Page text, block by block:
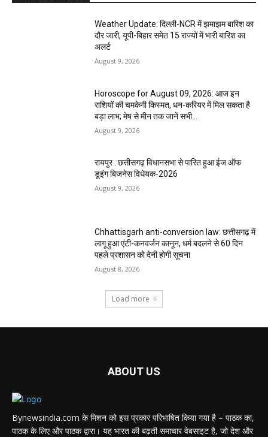
Weather Update: दिल्ली-NCR में झमाझम बारिश का
दौर जारी, यूपी-बिहार समेत 15 राज्यों में भारी बारिश का
अलर्ट
August 9, 2026
Horoscope for August 09, 2026: आज इन
राशियों की चमकेगी किस्मत, धन-करियर में मिल सकता है
बड़ा लाभ; मेष से मीन तक जानें सभी...
August 9, 2026
रायपुर : छत्तीसगढ़ विधानसभा से पारित हुआ ईज ऑफ
डूइंग बिजनेस विधेयक-2026
August 9, 2026
Chhattisgarh anti-conversion law: छत्तीसगढ़ में
लागू हुआ एंटी-कनवर्जन कानून, धर्म बदलने से 60 दिन
पहले प्रशासन को देनी होगी सूचना
August 8, 2026
Load more
ABOUT US
Bynewsindia.com के मिशन को इस प्रकार परिभाषित किया गया है – पाठक का,
पाठक के लिए और पाठक द्वारा। यह भारत की बढ़ती समाचार वेबसाइट है, जो देश और